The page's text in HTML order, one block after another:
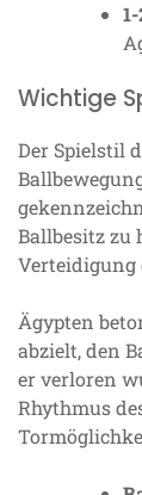
Wichtige
Der Spielstil
Ballbesitz zu
Verteidigung
Ägypten
abzielt, den
er verloren
Rhythmus